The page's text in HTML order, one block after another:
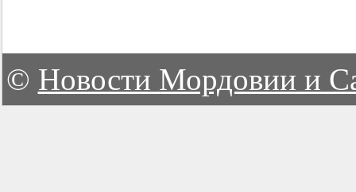
© Новости Мордовии и